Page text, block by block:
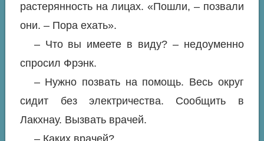
растерянность на лицах. «Пошли, – позвали
они. – Пора ехать».
– Что вы имеете в виду? – недоуменно
спросил Фрэнк.
– Нужно позвать на помощь. Весь округ
сидит без электричества. Сообщить в
Лакхнау. Вызвать врачей.